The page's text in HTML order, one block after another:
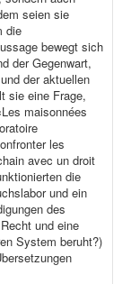
seien sie
die
bewegt sich
der Gegenwart,
der aktuellen
sie eine Frage,
maisonnées
les
avec un droit
die
und ein
des
und eine
System beruht?)